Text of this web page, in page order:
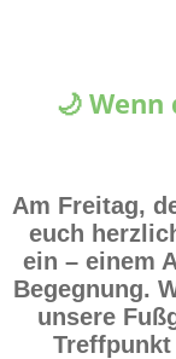
🌙
Am Freitag,
euch
ein – einem
Begegnung.
unsere
Treffpunkt